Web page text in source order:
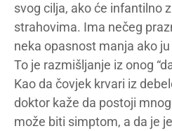
svog cilja, ako će infantilno
strahovima. Ima nečeg
neka opasnost manja ako
To je razmišljanje iz onog
Kao da čovjek krvari iz
doktor kaže da postoji
može biti simptom, a da je